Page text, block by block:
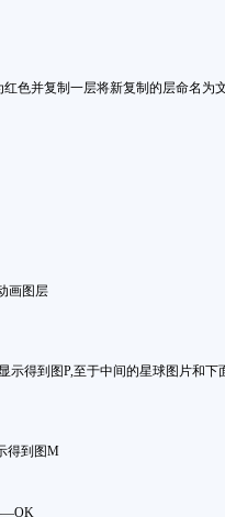
红色并复制一层将新复制的层命
画图层
示得到图P,至于中间的星球图片和
得到图M
OK